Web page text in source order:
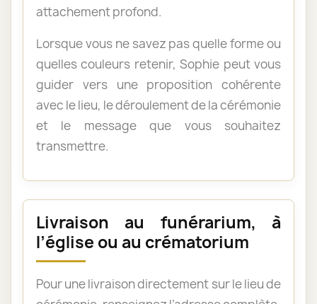
attachement profond.
Lorsque vous ne savez pas quelle forme ou
quelles couleurs retenir, Sophie peut vous
guider vers une proposition cohérente
avec le lieu, le déroulement de la cérémonie
et le message que vous souhaitez
transmettre.
Livraison au funérarium, à
l’église ou au crématorium
Pour une livraison directement sur le lieu de